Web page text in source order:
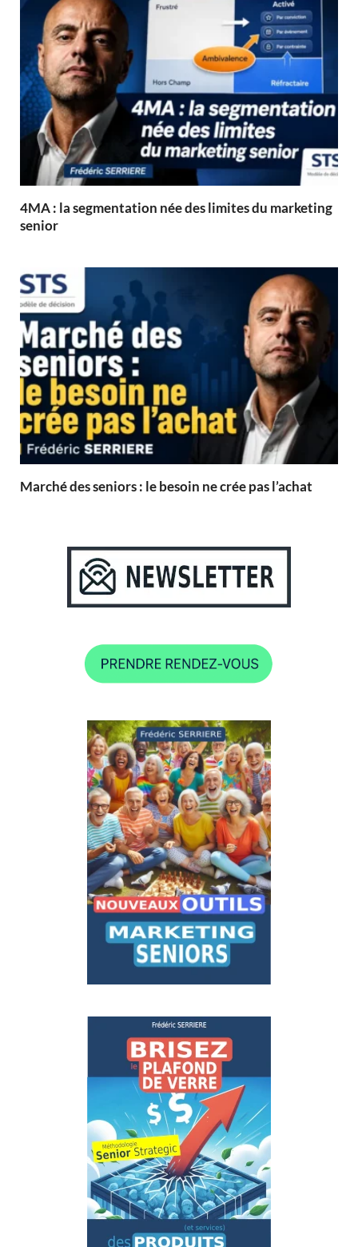
4MA : la segmentation née des limites du marketing
senior
Marché des seniors : le besoin ne crée pas l’achat